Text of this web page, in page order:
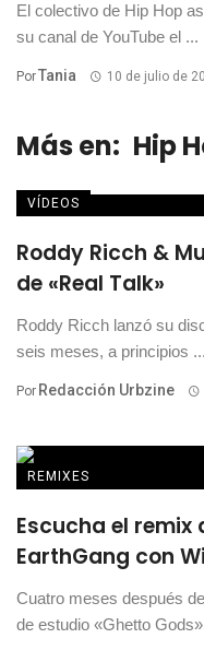
El colectivo de Hip Hop
su canal de YouTube el ...
PorTania 10 de julio de
Más en: Hip
VÍDEOS
Roddy Ricch &
de «Real Talk»
Roddy Ricch lanzó su
seis meses, a principios ...
Por Redacción Urbzine
REMIXES
Escucha el remix
EarthGang con
Cuatro meses después
de estudio «Ghetto